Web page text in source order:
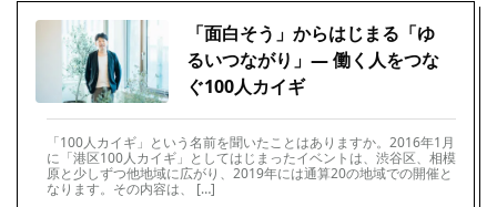
「面白そう」からはじまる「ゆ
るいつながり」― 働く人をつな
ぐ100人カイギ
「100人カイギ」という名前を聞いたことはありますか。2016年1月
に「港区100人カイギ」としてはじまったイベントは、渋谷区、相模
原と少しずつ他地域に広がり、2019年には通算20の地域での開催と
なります。その内容は、 […]